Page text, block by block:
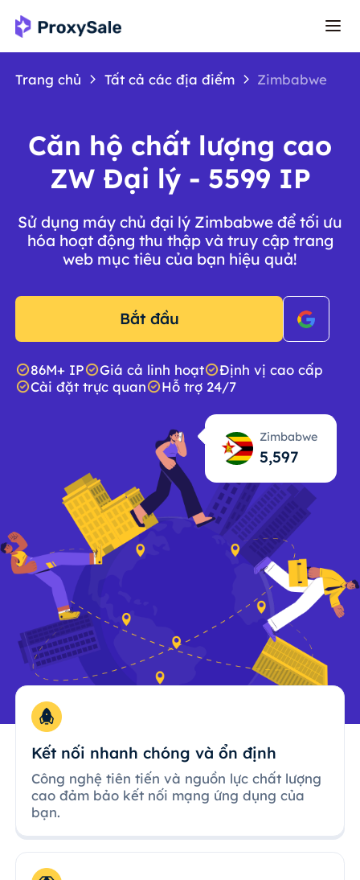
Trang chủ Tất cả các địa điểm Zimbabwe
Căn hộ chất lượng cao
ZW Đại lý - 5599 IP
Sử dụng máy chủ đại lý Zimbabwe để tối ưu
hóa hoạt động thu thập và truy cập trang
web mục tiêu của bạn hiệu quả!
Bắt đầu
86M+ IP Giá cả linh hoạt
Định vị cao cấp
Cài đặt trực quan
Hỗ trợ 24/7
Zimbabwe
5,599
Kết nối nhanh chóng và ổn định
Công nghệ tiên tiến và nguồn lực chất lượng
cao đảm bảo kết nối mạng ứng dụng của
bạn.